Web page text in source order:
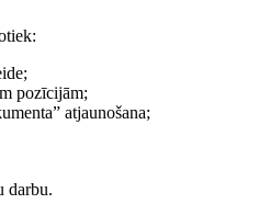
pozīcijām;
atjaunošana;
darbu.